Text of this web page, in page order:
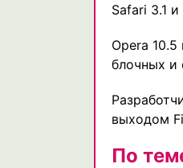
Safari 3.1
Opera
блочных и
выходом
По